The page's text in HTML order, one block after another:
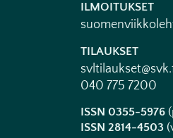
ILMOITUKSET
TILAUKSET
040 775 7200
ISSN 0355-5976
ISSN 2814-4503